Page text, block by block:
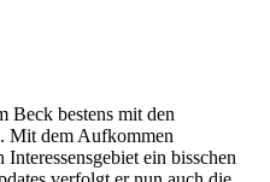
Beck bestens mit den
Mit dem Aufkommen
ein bisschen